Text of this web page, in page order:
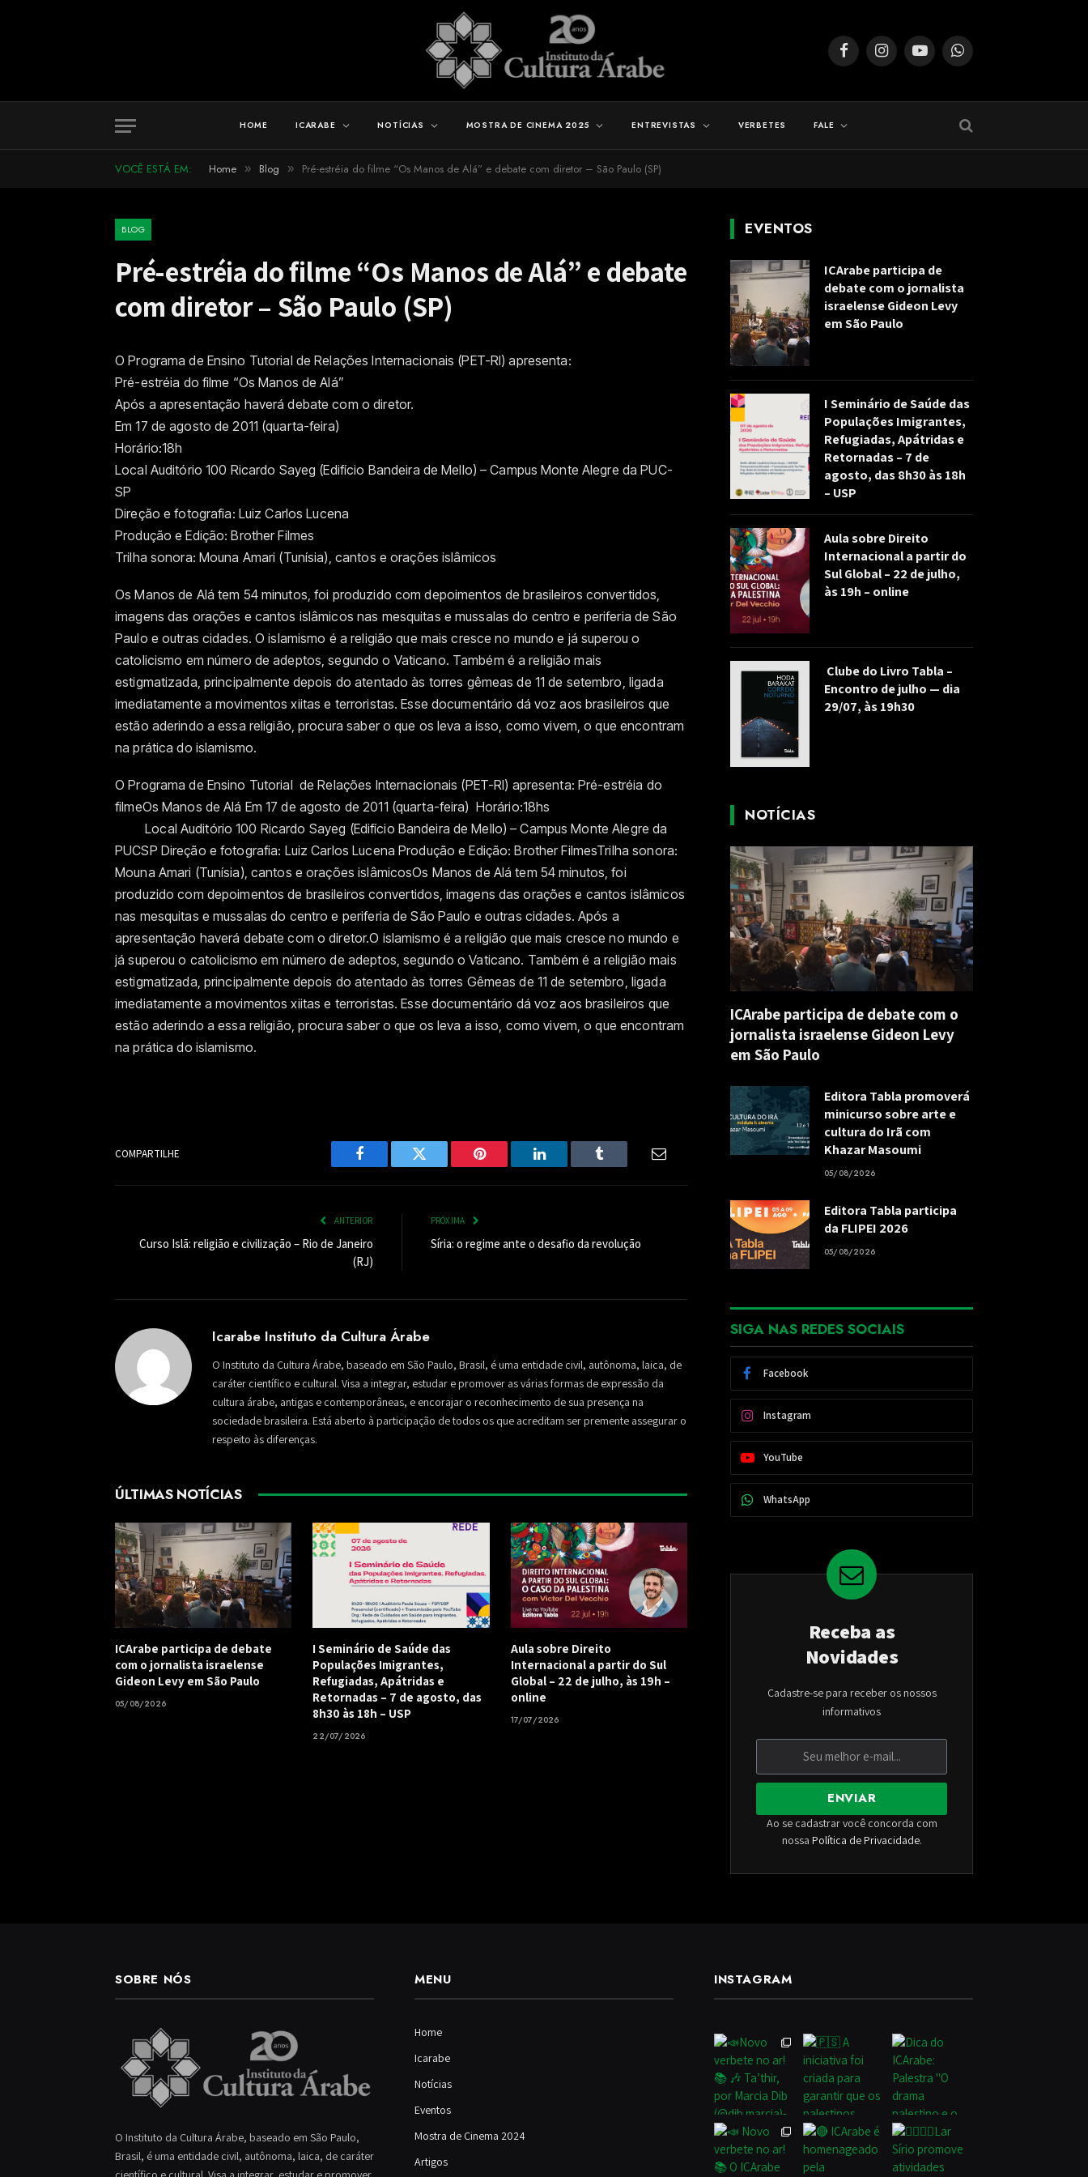
FacebookInstagramYouTubeWhatsApp
HOME ICARABE NOTÍCIAS MOSTRA DE CINEMA 2025 ENTREVISTAS VERBETES FALE
VOCÊ ESTÁ EM: Home » Blog » Pré-estréia do filme “Os Manos de Alá” e debate com diretor – São Paulo (SP)
BLOG
Pré-estréia do filme “Os Manos de Alá” e debate
com diretor – São Paulo (SP)
O Programa de Ensino Tutorial de Relações Internacionais (PET-RI) apresenta:
Pré-estréia do filme “Os Manos de Alá”
Após a apresentação haverá debate com o diretor.
Em 17 de agosto de 2011 (quarta-feira)
Horário:18h
Local Auditório 100 Ricardo Sayeg (Edifício Bandeira de Mello) – Campus Monte Alegre da PUC-
SP
Direção e fotografia: Luiz Carlos Lucena
Produção e Edição: Brother Filmes
Trilha sonora: Mouna Amari (Tunísia), cantos e orações islâmicos
Os Manos de Alá tem 54 minutos, foi produzido com depoimentos de brasileiros convertidos,
imagens das orações e cantos islâmicos nas mesquitas e mussalas do centro e periferia de São
Paulo e outras cidades. O islamismo é a religião que mais cresce no mundo e já superou o
catolicismo em número de adeptos, segundo o Vaticano. Também é a religião mais
estigmatizada, principalmente depois do atentado às torres gêmeas de 11 de setembro, ligada
imediatamente a movimentos xiitas e terroristas. Esse documentário dá voz aos brasileiros que
estão aderindo a essa religião, procura saber o que os leva a isso, como vivem, o que encontram
na prática do islamismo.
O Programa de Ensino Tutorial de Relações Internacionais (PET-RI) apresenta: Pré-estréia do
filmeOs Manos de Alá Em 17 de agosto de 2011 (quarta-feira) Horário:18hs
Local Auditório 100 Ricardo Sayeg (Edifício Bandeira de Mello) – Campus Monte Alegre da
PUCSP Direção e fotografia: Luiz Carlos Lucena Produção e Edição: Brother FilmesTrilha sonora:
Mouna Amari (Tunísia), cantos e orações islâmicosOs Manos de Alá tem 54 minutos, foi
produzido com depoimentos de brasileiros convertidos, imagens das orações e cantos islâmicos
nas mesquitas e mussalas do centro e periferia de São Paulo e outras cidades. Após a
apresentação haverá debate com o diretor.O islamismo é a religião que mais cresce no mundo e
já superou o catolicismo em número de adeptos, segundo o Vaticano. Também é a religião mais
estigmatizada, principalmente depois do atentado às torres Gêmeas de 11 de setembro, ligada
imediatamente a movimentos xiitas e terroristas. Esse documentário dá voz aos brasileiros que
estão aderindo a essa religião, procura saber o que os leva a isso, como vivem, o que encontram
na prática do islamismo.
COMPARTILHE
Facebook Twitter Pinterest LinkedIn Tumblr Email
ANTERIOR
Curso Islã: religião e civilização – Rio de Janeiro
(RJ)
PRÓXIMA
Síria: o regime ante o desafio da revolução
Icarabe Instituto da Cultura Árabe
O Instituto da Cultura Árabe, baseado em São Paulo, Brasil, é uma entidade civil, autônoma, laica, de
caráter científico e cultural. Visa a integrar, estudar e promover as várias formas de expressão da
cultura árabe, antigas e contemporâneas, e encorajar o reconhecimento de sua presença na
sociedade brasileira. Está aberto à participação de todos os que acreditam ser premente assegurar o
respeito às diferenças.
ÚLTIMAS NOTÍCIAS
ICArabe participa de debate
com o jornalista israelense
Gideon Levy em São Paulo
05/08/2026
I Seminário de Saúde das
Populações Imigrantes,
Refugiadas, Apátridas e
Retornadas – 7 de agosto, das
8h30 às 18h – USP
22/07/2026
Aula sobre Direito
Internacional a partir do Sul
Global – 22 de julho, às 19h –
online
17/07/2026
EVENTOS
ICArabe participa de
debate com o jornalista
israelense Gideon Levy
em São Paulo
I Seminário de Saúde das
Populações Imigrantes,
Refugiadas, Apátridas e
Retornadas – 7 de
agosto, das 8h30 às 18h
– USP
Aula sobre Direito
Internacional a partir do
Sul Global – 22 de julho,
às 19h – online
Clube do Livro Tabla –
Encontro de julho — dia
29/07, às 19h30
NOTÍCIAS
ICArabe participa de debate com o
jornalista israelense Gideon Levy
em São Paulo
Editora Tabla promoverá
minicurso sobre arte e
cultura do Irã com
Khazar Masoumi
05/08/2026
Editora Tabla participa
da FLIPEI 2026
05/08/2026
SIGA NAS REDES SOCIAIS
Facebook
Instagram
YouTube
WhatsApp
Receba as
Novidades
Cadastre-se para receber os nossos
informativos
ENVIAR
Ao se cadastrar você concorda com
nossa Política de Privacidade.
SOBRE NÓS
O Instituto da Cultura Árabe, baseado em São Paulo,
Brasil, é uma entidade civil, autônoma, laica, de caráter
MENU
Home
Icarabe
Notícias
Eventos
Mostra de Cinema 2024
Artigos
INSTAGRAM